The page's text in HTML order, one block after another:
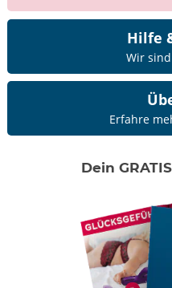
Hilfe
Wir
Erfahre
Dein GRATIS